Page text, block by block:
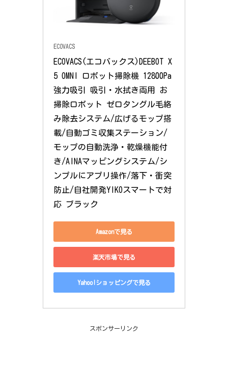
ECOVACS
ECOVACS(エコバックス)DEEBOT X
5 OMNI ロボット掃除機 12800Pa
強力吸引 吸引・水拭き両用 お
掃除ロボット ゼロタングル毛絡
み除去システム/広げるモップ搭
載/自動ゴミ収集ステーション/
モップの自動洗浄・乾燥機能付
き/AINAマッピングシステム/シ
ンプルにアプリ操作/落下・衝突
防止/自社開発YIKOスマートで対
応 ブラック
Amazonで見る
楽天市場で見る
Yahoo!ショッピングで見る
スポンサーリンク